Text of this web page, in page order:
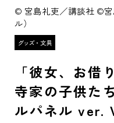
© 宮島礼吏／講談社 ©宮
ル）
「彼女、お
寺家の子供た
ルパネル ver.